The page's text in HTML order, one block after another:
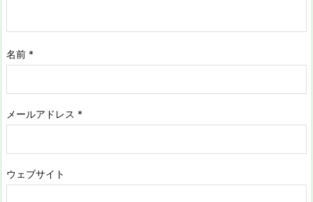
名前 *
メールアドレス *
ウェブサイト